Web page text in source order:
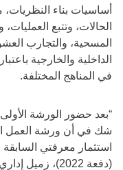
أساسيات بناء
الحالات، وتتبع
المسحية، والتجارب
الداخلية والخارجية
في المناهج المختلفة.
“بعد حضور الورشة
شك في أن ورشة العمل
استثمار معرفتي
(دفعة 2022)، زميل إداري – كيورا.